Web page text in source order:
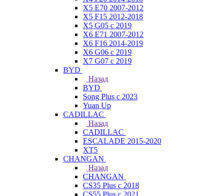
X5 E70 2007-2012
X5 F15 2012-2018
X5 G05 с 2019
X6 E71 2007-2012
X6 F16 2014-2019
X6 G06 с 2019
X7 G07 с 2019
BYD
Назад
BYD
Song Plus с 2023
Yuan Up
CADILLAC
Назад
CADILLAC
ESСALADE 2015-2020
XT5
CHANGAN
Назад
CHANGAN
CS35 Plus с 2018
CS55 Plus с 2021